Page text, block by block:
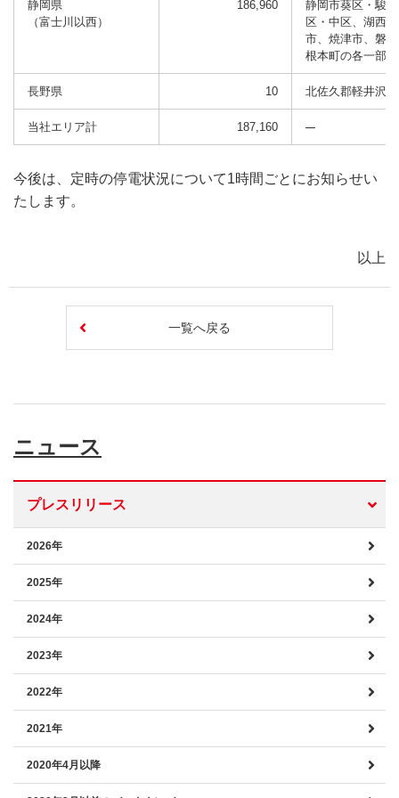
静岡県
（富士川以西）
186,960
静岡市葵区・駿
区・中区、湖西
市、焼津市、磐
根本町の各一部
長野県 10 北佐久郡軽井沢
当社エリア計 187,160
今後は、定時の停電状況について1時間ごとにお知らせい
たします。
以上
一覧へ戻る
ニュース
プレスリリース
2026年
2025年
2024年
2023年
2022年
2021年
2020年4月以降